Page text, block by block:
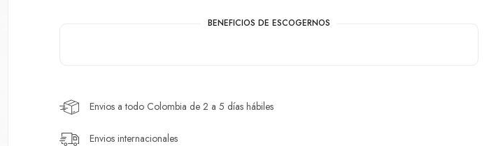
BENEFICIOS DE ESCOGERNOS
Envios a todo Colombia de 2 a 5 días hábiles
Envios internacionales